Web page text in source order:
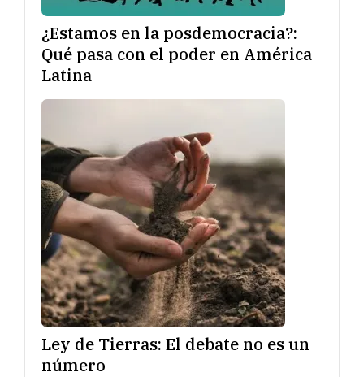
¿Estamos en la posdemocracia?:
Qué pasa con el poder en América
Latina
Ley de Tierras: El debate no es un
número